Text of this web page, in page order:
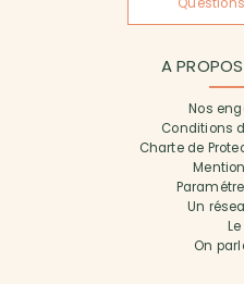
A PROPOS
Nos
Conditions
Charte de
Un
On